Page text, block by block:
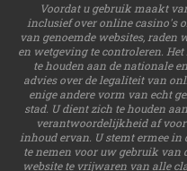
Voordat u gebruik maakt
inclusief over online casino's
van genoemde websites,
en wetgeving te controleren.
te houden aan de nationale
advies over de legaliteit van
enige andere vorm van echt
stad. U dient zich te houden
verantwoordelijkheid af
inhoud ervan. U stemt ermee
te nemen voor uw gebruik van
website te vrijwaren van alle